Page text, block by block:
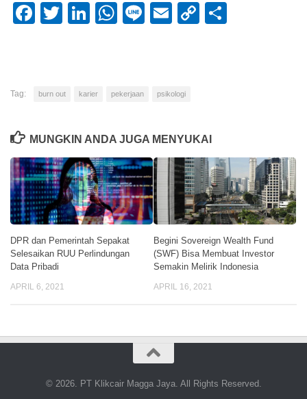
Facebook
Twitter
LinkedIn
WhatsApp
LineEmailCopy
Tag: burn out karier pekerjaan psikologi
MUNGKIN ANDA JUGA MENYUKAI
DPR dan Pemerintah Sepakat
Selesaikan RUU Perlindungan
Data Pribadi
APRIL 6, 2021
Begini Sovereign Wealth Fund
(SWF) Bisa Membuat Investor
Semakin Melirik Indonesia
APRIL 16, 2021
© 2026. PT Klikcair Magga Jaya. All Rights Reserved.